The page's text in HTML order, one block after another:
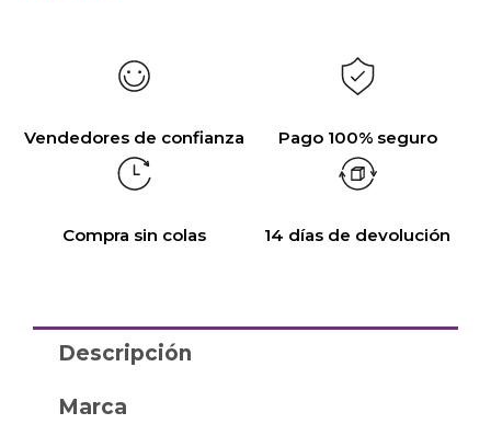
Vendedores de confianza Pago 100% seguro
Compra sin colas 14 días de devolución
Descripción
Marca